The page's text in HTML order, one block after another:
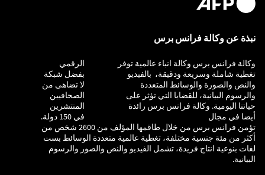
نبذة عن وكالة فرانس برس
وكالة فرانس برس وكالة انباء عالمية توفر
تغطية شاملة وسريعة ودقيقة، بالفيديو
والنص والصورة والوسائط المتعددة
والرسوم البيانية، للقضايا التي تؤثر على
حياتنا اليومية. وكالة فرانس برس رائدة
أيضا في مجال
الرقمي
بفضل شبكة
لا تضاهى من
الصحافيين
المنتشرين
في 150 دولة.
تؤمن فرانس برس من خلال طاقمها المؤلف من 2600 شخص من
أكثر من مئة جنسية مختلفة، تغطية عالمية متعددة الوسائط بست
لغات بنوعية انتاج فريدة، تشمل الفيديو والنص والصور والرسوم
البيانية.